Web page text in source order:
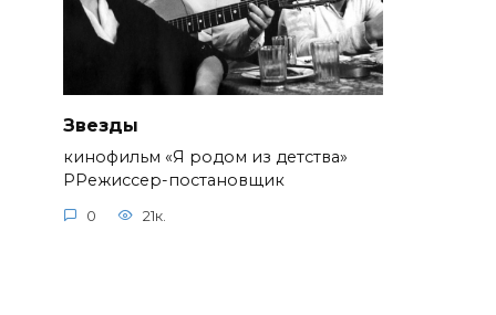
Звезды
кинофильм «Я родом из детства»
РРежиссер-постановщик
0 21к.